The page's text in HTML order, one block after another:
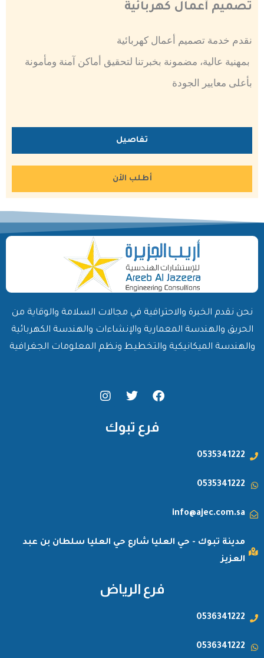
تصميم أعمال كهربائية
نقدم خدمة تصميم أعمال كهربائية
بمهنية عالية، مضمونة بخبرتنا لتحقيق أماكن آمنة ومأمونة
بأعلى معايير الجودة
تفاصيل
أطلب الأن
نحن نقدم الخبرة والاحترافية في مجالات السلامة والوقاية من
الحريق والهندسة المعمارية والإنشاءات والهندسة الكهربائية
والهندسة الميكانيكية والتخطيط ونظم المعلومات الجغرافية
F
a
e
T
w
t
t
I
n
tفرع تبوك
0535341222
0535341222
info@ajec.com.sa
مدينة تبوك - حي العليا شارع حي العليا سلطان بن عبد
العزيز
فرع الرياض
0536341222
0536341222